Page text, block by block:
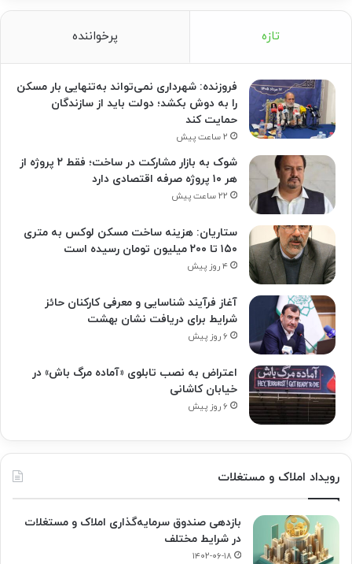
تازه پرخواننده
فروزنده: شهرداری نمی‌تواند به‌تنهایی بار مسکن
را به دوش بکشد؛ دولت باید از سازندگان
حمایت کند
۲ ساعت پیش
شوک به بازار مشارکت در ساخت؛ فقط ۲ پروژه از
هر ۱۰ پروژه صرفه اقتصادی دارد
۲۲ ساعت پیش
ستاریان: هزینه ساخت مسکن لوکس به متری
۱۵۰ تا ۲۰۰ میلیون تومان رسیده است
۴ روز پیش
آغاز فرآیند شناسایی و معرفی کارکنان حائز
شرایط برای دریافت نشان بهشت
۶ روز پیش
اعتراض به نصب تابلوی «آماده مرگ باش» در
خیابان کاشانی
۶ روز پیش
رویداد املاک و مستغلات
بازدهی صندوق سرمایه‌گذاری املاک و مستغلات
در شرایط مختلف
۱۴۰۲-۰۶-۱۸